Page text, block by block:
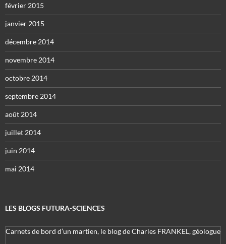
février 2015
janvier 2015
décembre 2014
novembre 2014
octobre 2014
septembre 2014
août 2014
juillet 2014
juin 2014
mai 2014
LES BLOGS FUTURA-SCIENCES
Carnets de bord d’un martien, le blog de Charles FRANKEL, géologue